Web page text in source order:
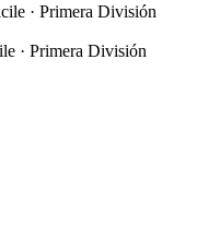
· Primera División
· Primera División